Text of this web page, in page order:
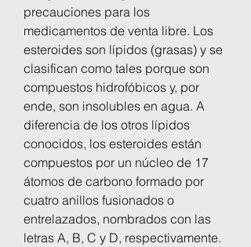
precauciones para los
medicamentos de venta libre. Los
esteroides son lípidos (grasas) y se
clasifican como tales porque son
compuestos hidrofóbicos y, por
ende, son insolubles en agua. A
diferencia de los otros lípidos
conocidos, los esteroides están
compuestos por un núcleo de 17
átomos de carbono formado por
cuatro anillos fusionados o
entrelazados, nombrados con las
letras A, B, C y D, respectivamente.